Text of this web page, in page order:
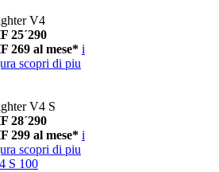
V4
25´290
269 al mese* i
scopri di piu
V4 S
28´290
299 al mese* i
scopri di piu
S 100